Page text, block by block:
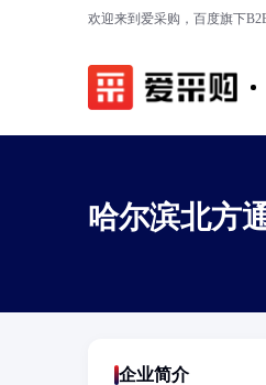
欢迎来到爱采购，百度旗下
哈尔滨北方
企业简介